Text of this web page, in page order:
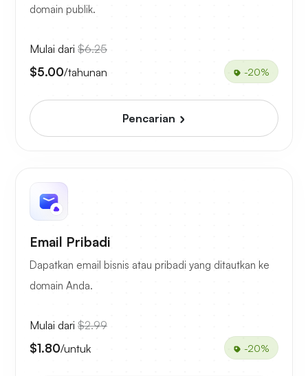
domain publik.
Mulai dari $6.25
$5.00/tahunan -20%
Pencarian
Email Pribadi
Dapatkan email bisnis atau pribadi yang ditautkan ke
domain Anda.
Mulai dari $2.99
$1.80/untuk -20%